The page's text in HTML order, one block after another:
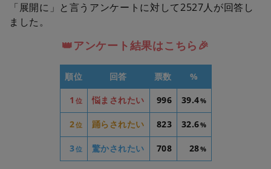
「展開に」と言うアンケートに対して2527人が回答し
ました。
👑アンケート結果はこちら🎉
順位 回答 票数 %
1 位 悩まされたい 996 39.4%
2位 踊らされたい 823 32.6%
3位 驚かされたい 708 28%